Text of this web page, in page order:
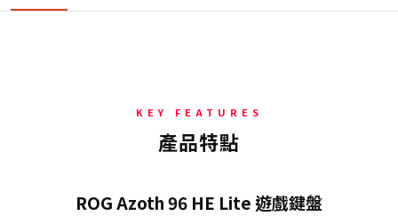
KEY FEATURES
產品特點
ROG Azoth 96 HE Lite 遊戲鍵盤